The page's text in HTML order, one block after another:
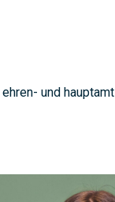
und